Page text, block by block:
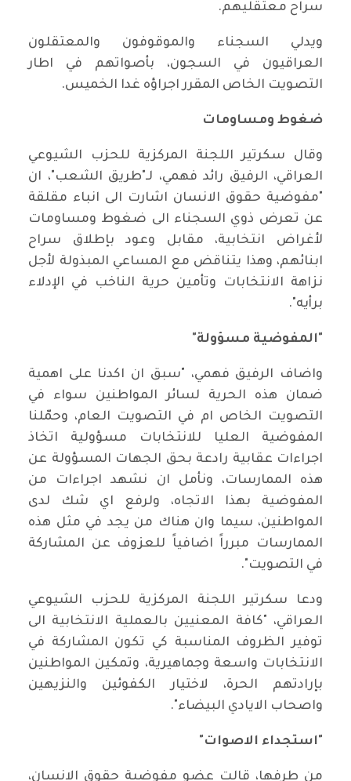
سراح معتقليهم.
ويدلي السجناء والموقوفون والمعتقلون
العراقيون في السجون، بأصواتهم في اطار
التصويت الخاص المقرر اجراؤه غدا الخميس.
ضغوط ومساومات
وقال سكرتير اللجنة المركزية للحزب الشيوعي
العراقي، الرفيق رائد فهمي، لـ"طريق الشعب"، ان
"مفوضية حقوق الانسان اشارت الى انباء مقلقة
عن تعرض ذوي السجناء الى ضغوط ومساومات
لأغراض انتخابية، مقابل وعود بإطلاق سراح
ابنائهم، وهذا يتناقض مع المساعي المبذولة لأجل
نزاهة الانتخابات وتأمين حرية الناخب في الإدلاء
برأيه".
"المفوضية مسؤولة"
واضاف الرفيق فهمي، "سبق ان اكدنا على اهمية
ضمان هذه الحرية لسائر المواطنين سواء في
التصويت الخاص ام في التصويت العام، وحمّلنا
المفوضية العليا للانتخابات مسؤولية اتخاذ
اجراءات عقابية رادعة بحق الجهات المسؤولة عن
هذه الممارسات، ونأمل ان نشهد اجراءات من
المفوضية بهذا الاتجاه، ولرفع اي شك لدى
المواطنين، سيما وان هناك من يجد في مثل هذه
الممارسات مبرراً اضافياً للعزوف عن المشاركة
في التصويت".
ودعا سكرتير اللجنة المركزية للحزب الشيوعي
العراقي، "كافة المعنيين بالعملية الانتخابية الى
توفير الظروف المناسبة كي تكون المشاركة في
الانتخابات واسعة وجماهيرية، وتمكين المواطنين
بإرادتهم الحرة، لاختيار الكفوئين والنزيهين
واصحاب الايادي البيضاء".
"استجداء الاصوات"
من طرفها، قالت عضو مفوضية حقوق الانسان،